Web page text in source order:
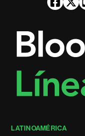
LATINOAMÉRICA